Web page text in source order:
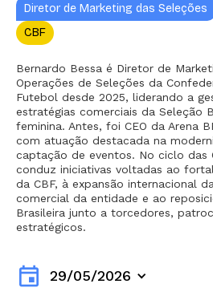
Diretor de Marketing das Seleções
CBF
Bernardo Bessa é Diretor de
Operações de Seleções da
Futebol desde 2025, liderando a
estratégias comerciais da Seleção
feminina. Antes, foi CEO da Arena
com atuação destacada na
captação de eventos. No ciclo das
conduz iniciativas voltadas ao
da CBF, à expansão internacional
comercial da entidade e ao
Brasileira junto a torcedores,
estratégicos.
event 29/05/2026